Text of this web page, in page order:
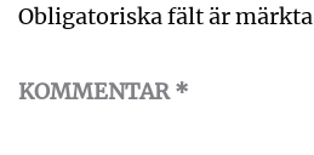
Obligatoriska fält är märkta
KOMMENTAR*